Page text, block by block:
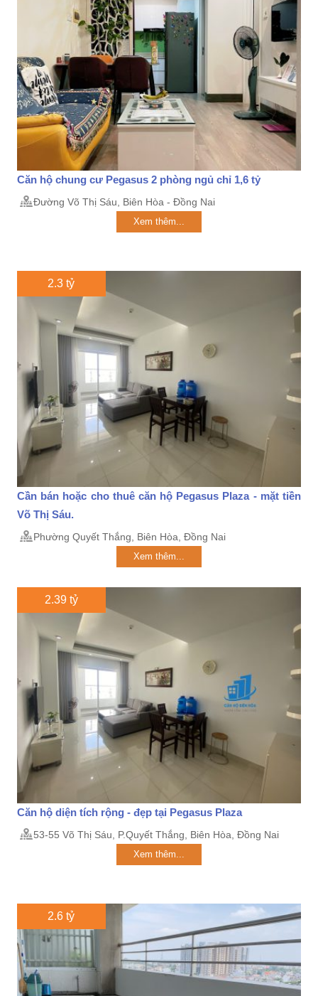
Căn hộ chung cư Pegasus 2 phòng ngủ chỉ 1,6 tỷ
Đường Võ Thị Sáu, Biên Hòa - Đồng Nai
Xem thêm...
2.3 tỷ
Cần bán hoặc cho thuê căn hộ Pegasus Plaza - mặt tiền
Võ Thị Sáu.
Phường Quyết Thắng, Biên Hòa, Đồng Nai
Xem thêm...
2.39 tỷ
Căn hộ diện tích rộng - đẹp tại Pegasus Plaza
53-55 Võ Thị Sáu, P.Quyết Thắng, Biên Hòa, Đồng Nai
Xem thêm...
2.6 tỷ